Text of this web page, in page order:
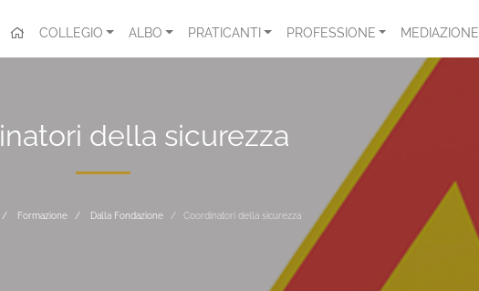
COLLEGIO ALBO PRATICANTI PROFESSIONE MEDIAZIONE
della sicurezza
Formazione Dalla Fondazione Coordinatori della sicurezza